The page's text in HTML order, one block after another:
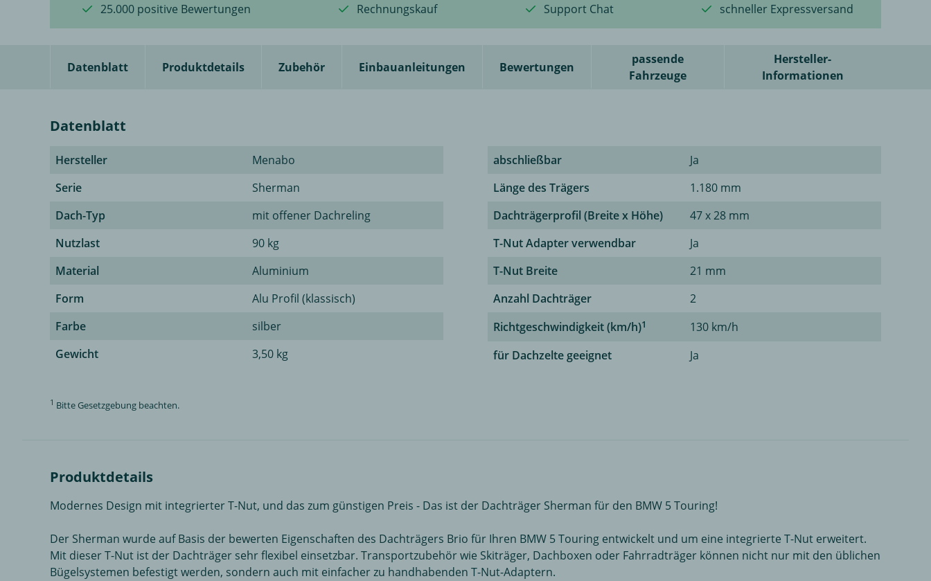
25.000 positive Bewertungen Rechnungskauf Support Chat schneller Expressversand
Datenblatt Produktdetails Zubehör Einbauanleitungen Bewertungen
passende
Fahrzeuge
Hersteller-
Informationen
Datenblatt
Hersteller
Menabo
Serie
Sherman
Dach-Typ
mit offener Dachreling
Nutzlast
90 kg
Material
Aluminium
Form
Alu Profil (klassisch)
Farbe
silber
Gewicht
3,50 kg
abschließbar
Ja
Länge des Trägers
1.180 mm
Dachträgerprofil (Breite x Höhe)
47 x 28 mm
T-Nut Adapter verwendbar
Ja
T-Nut Breite
21 mm
Anzahl Dachträger
2
Richtgeschwindigkeit (km/h)1
130 km/h
für Dachzelte geeignet
Ja
1 Bitte Gesetzgebung beachten.
Produktdetails
Modernes Design mit integrierter T-Nut, und das zum günstigen Preis - Das ist der Dachträger Sherman für den BMW 5 Touring!
Der Sherman wurde auf Basis der bewerten Eigenschaften des Dachträgers Brio für Ihren BMW 5 Touring entwickelt und um eine integrierte T-Nut erweitert.
Mit dieser T-Nut ist der Dachträger sehr flexibel einsetzbar. Transportzubehör wie Skiträger, Dachboxen oder Fahrradträger können nicht nur mit den üblichen
Bügelsystemen befestigt werden, sondern auch mit einfacher zu handhabenden T-Nut-Adaptern.